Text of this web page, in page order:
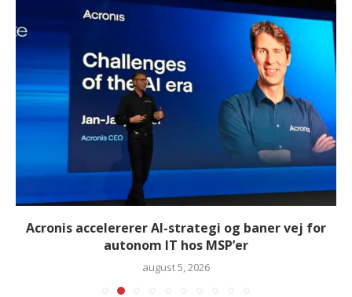
Acronis accelererer AI-strategi og baner vej for
autonom IT hos MSP’er
august 5, 2026